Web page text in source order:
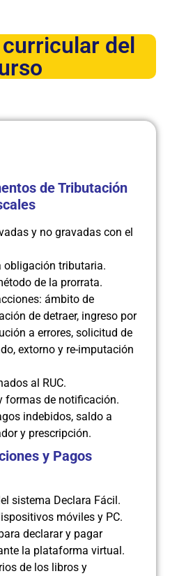
del
de Tributación
y no gravadas con el
obligación tributaria.
de la prorrata.
ámbito de
de detraer, ingreso por
a errores, solicitud de
extorno y re-imputación
al RUC.
formas de notificación.
indebidos, saldo a
y prescripción.
y Pagos
sistema Declara Fácil.
móviles y PC.
declarar y pagar
la plataforma virtual.
de los libros y